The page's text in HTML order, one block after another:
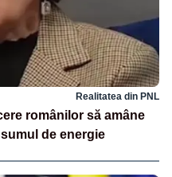
Realitatea din PNL
românilor să amâne
de energie